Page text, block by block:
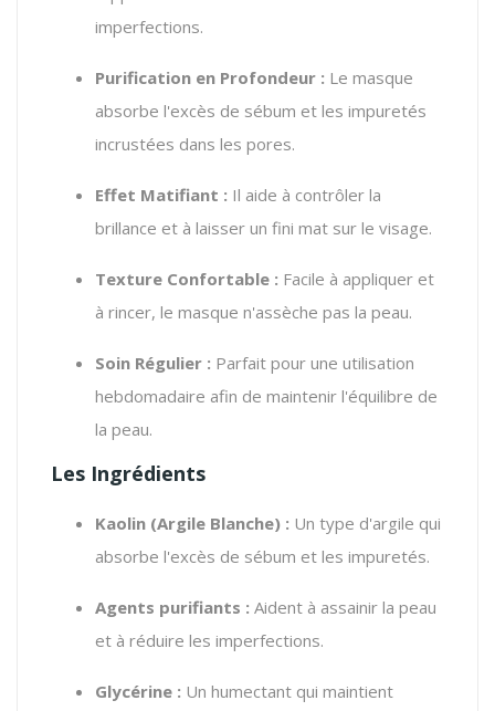
imperfections.
Purification en Profondeur : Le masque
absorbe l'excès de sébum et les impuretés
incrustées dans les pores.
Effet Matifiant : Il aide à contrôler la
brillance et à laisser un fini mat sur le visage.
Texture Confortable : Facile à appliquer et
à rincer, le masque n'assèche pas la peau.
Soin Régulier : Parfait pour une utilisation
hebdomadaire afin de maintenir l'équilibre de
la peau.
Les Ingrédients
Kaolin (Argile Blanche) : Un type d'argile qui
absorbe l'excès de sébum et les impuretés.
Agents purifiants : Aident à assainir la peau
et à réduire les imperfections.
Glycérine : Un humectant qui maintient